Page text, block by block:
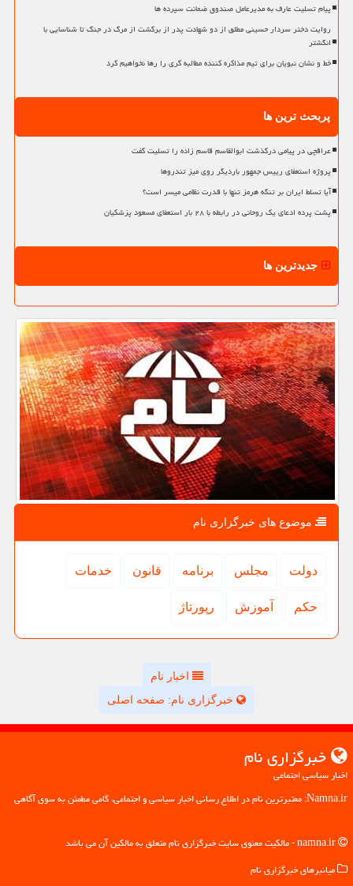
پیام تسلیت عارف به مدیرعامل صندوق ضمانت سپرده ها
روایت دختر سردار حسینی مطلق از دو شهادت پدر از برگشت از مرگ در جنگ تا شناسایی با
انگشتر
خط و نشان نبویان برای تیم مذاکره کننده مطالبه گری را رها نخواهیم کرد
پربحث ترین ها
عراقچی در پیامی درگذشت ابوالقاسم قاسم زاده را تسلیت گفت
پروژه استعفای رییس جمهور باردیگر روی میز تندروها
آیا تسلط ایران بر تنگه هرمز تنها با قدرت نظامی میسر است؟
پشت پرده ادعای یک روحانی در رابطه با ۲۸ بار استعفای مسعود پزشکیان
جدیدترین ها
موضوع های خبرگزاری نام
دولت مجلس برنامه قانون خدمات
حكم آموزش رپورتاژ
اخبار نام
خبرگزاری نام: صفحه اصلی
خبرگزاری نام
اخبار سیاسی اجتماعی
Namna.ir: معتبرترین نام در اطلاع رسانی اخبار سیاسی و اجتماعی، گامی مطمئن به سوی آگاهی
میانبرهای خبرگزاری نام